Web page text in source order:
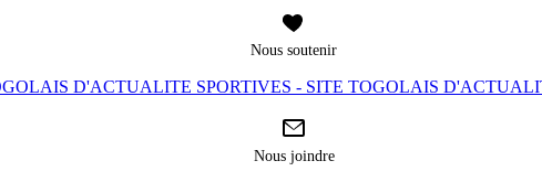
Nous soutenir
D'ACTUALITE SPORTIVES - SITE TOGOLAIS
Nous joindre